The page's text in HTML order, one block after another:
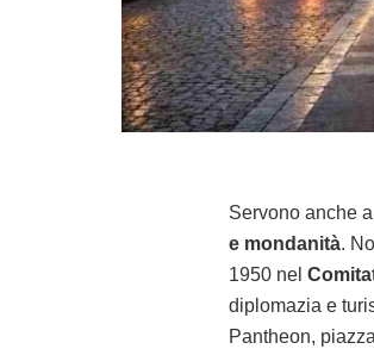
Servono anche
e mondanità.
1950 nel
diplomazia e
Pantheon,